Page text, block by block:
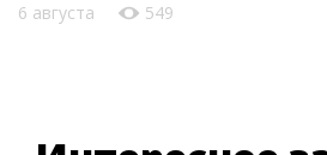
6 августа 549